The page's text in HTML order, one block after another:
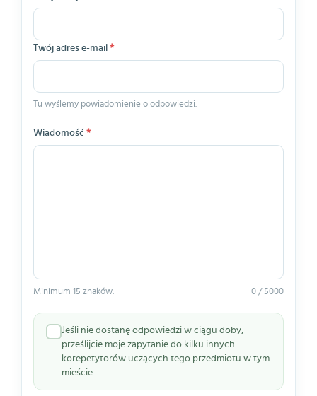
Twój adres e-mail *
Tu wyślemy powiadomienie o odpowiedzi.
Wiadomość *
Minimum 15 znaków. 0 / 5000
Jeśli nie dostanę odpowiedzi w ciągu doby,
prześlijcie moje zapytanie do kilku innych
korepetytorów uczących tego przedmiotu w tym
mieście.